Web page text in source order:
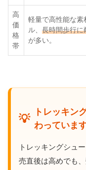
高
価
格
帯
軽量で高性能な素
ル、 長時間歩行に
が多い。
💡
トレッキン
わっていま
トレッキングシュ
売直後は高めでも